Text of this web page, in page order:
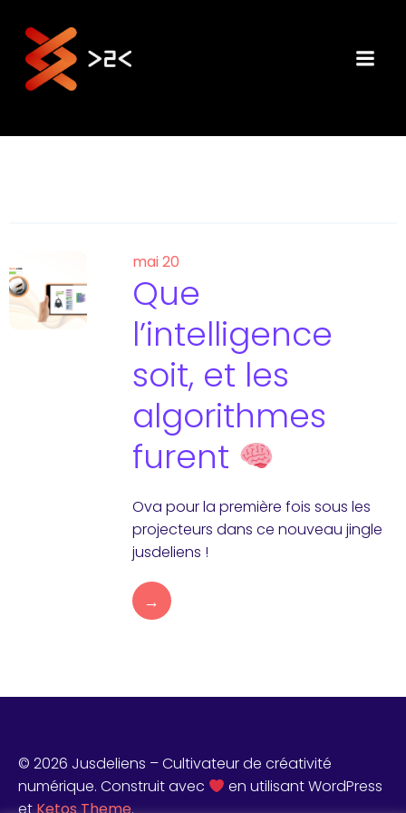
contenu
mai 20
Que
l’intelligence
soit, et les
algorithmes
furent
Ova pour la première fois sous les
projecteurs dans ce nouveau jingle
jusdeliens !
→
© 2026 Jusdeliens – Cultivateur de créativité
numérique. Construit avec
en utilisant WordPress